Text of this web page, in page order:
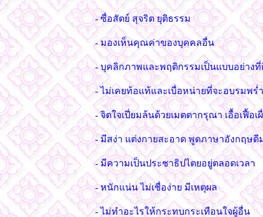
- ซื่อสัตย์ สุจริต ยุติธรรม
- มองเห็นคุณค่าของบุคคลอื่น
- บุคลิกภาพและพฤติกรรมเป็นแบบอย่าง
- ไม่เคยท้อแท้และเบื่อหน่ายที่จะอบรมพร่
- จิตใจเปี่ยมล้นด้วยเมตตากรุณา เอื้อเฟื้อเ
- มีสง่า แต่งกายสะอาด พูดภาษาอังกฤษดี
- มีความเป็นประชาธิปไตยอยู่ตลอดเวลา
- หนักแน่น ไม่เชื่อง่าย มีเหตุผล
- ไม่ทำอะไรให้กระทบกระเทือนใจผู้อื่น